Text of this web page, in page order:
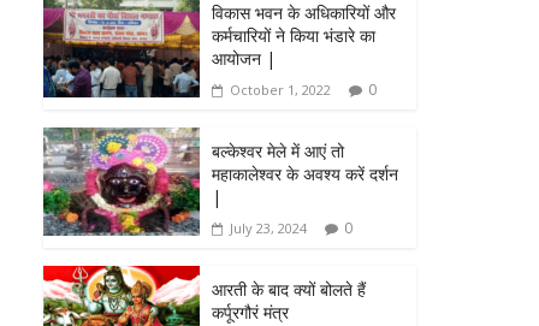
विकास भवन के अधिकारियों और
कर्मचारियों ने किया भंडारे का
आयोजन |
October 1, 2022 0
बल्केश्वर मेले में आएं तो
महाकालेश्वर के अवश्य करें दर्शन
|
July 23, 2024 0
आरती के बाद क्यों बोलते हैं
कर्पूरगौरं मंत्र